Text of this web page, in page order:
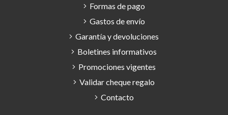
Formas de pago
Gastos de envío
Garantía y devoluciones
Boletines informativos
Promociones vigentes
Validar cheque regalo
Contacto